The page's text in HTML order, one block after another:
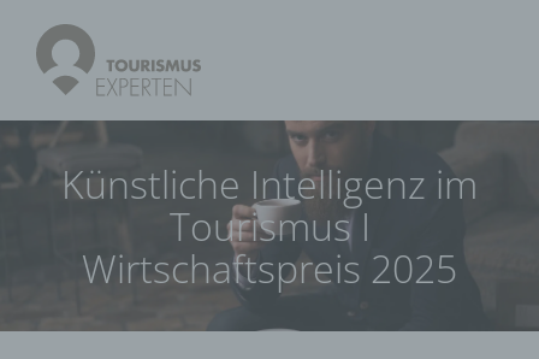
Künstliche Intelligenz im
Tourismus I
Wirtschaftspreis 2025